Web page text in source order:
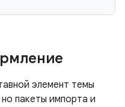
элемент темы
но пакеты импорта и